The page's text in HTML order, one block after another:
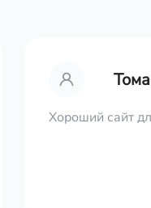
Хороший сайт